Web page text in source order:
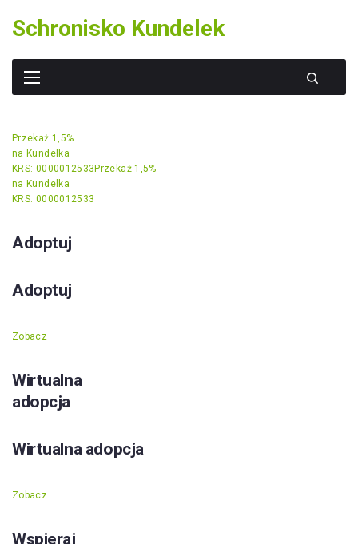
content
Schronisko Kundelek
Przekaż 1,5%
na Kundelka
KRS: 0000012533 Przekaż 1,5%
na Kundelka
KRS: 0000012533
Adoptuj
Adoptuj
Zobacz
Wirtualna
adopcja
Wirtualna adopcja
Zobacz
Wspieraj